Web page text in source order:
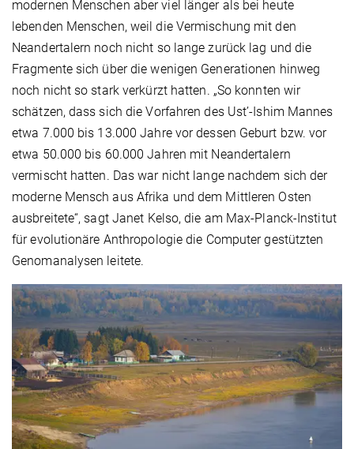
modernen Menschen aber viel länger als bei heute
lebenden Menschen, weil die Vermischung mit den
Neandertalern noch nicht so lange zurück lag und die
Fragmente sich über die wenigen Generationen hinweg
noch nicht so stark verkürzt hatten. „So konnten wir
schätzen, dass sich die Vorfahren des Ust’-Ishim Mannes
etwa 7.000 bis 13.000 Jahre vor dessen Geburt bzw. vor
etwa 50.000 bis 60.000 Jahren mit Neandertalern
vermischt hatten. Das war nicht lange nachdem sich der
moderne Mensch aus Afrika und dem Mittleren Osten
ausbreitete“, sagt Janet Kelso, die am Max-Planck-Institut
für evolutionäre Anthropologie die Computer gestützten
Genomanalysen leitete.